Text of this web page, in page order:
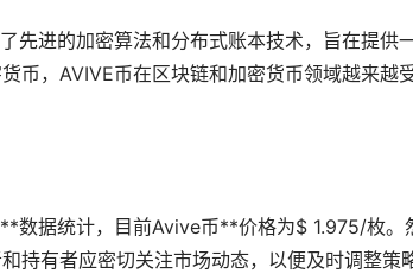
先进的加密算法和分布式账本技术，旨在提供
币，AVIVE币在区块链和加密货币领域越来越
数据统计，目前Avive币**价格为$ 1.975/枚。
持有者应密切关注市场动态，以便及时调整策